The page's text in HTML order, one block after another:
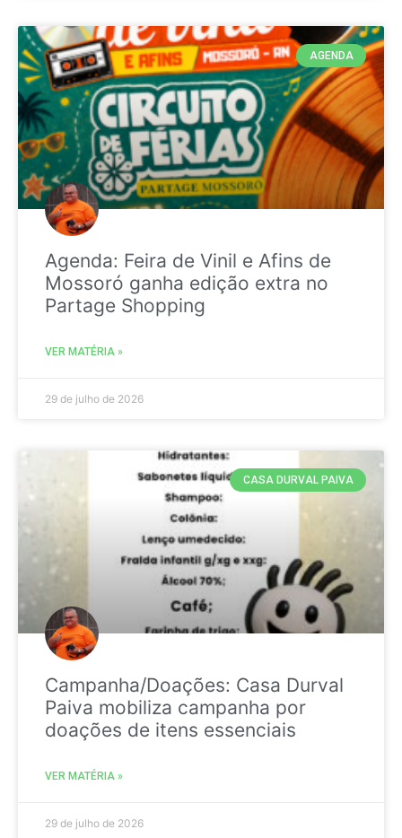
AGENDA
Agenda: Feira de Vinil e Afins de
Mossoró ganha edição extra no
Partage Shopping
VER MATÉRIA »
29 de julho de 2026
CASA DURVAL PAIVA
Campanha/Doações: Casa Durval
Paiva mobiliza campanha por
doações de itens essenciais
VER MATÉRIA »
29 de julho de 2026